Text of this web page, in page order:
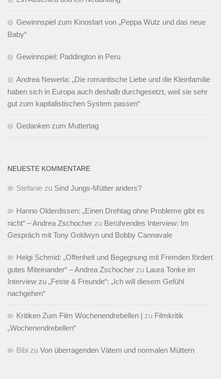
Gewinnspiel zum Kinostart von „Peppa Wutz und das neue
Baby“
Gewinnspiel: Paddington in Peru
Andrea Newerla: „Die romantische Liebe und die Kleinfamilie
haben sich in Europa auch deshalb durchgesetzt, weil sie sehr
gut zum kapitalistischen System passen“
Gedanken zum Muttertag
NEUESTE KOMMENTARE
Stefanie zu Sind Jungs-Mütter anders?
Hanno Olderdissen: „Einen Drehtag ohne Probleme gibt es
nicht“ – Andrea Zschocher zu Berührendes Interview: Im
Gespräch mit Tony Goldwyn und Bobby Cannavale
Helgi Schmid: „Offenheit und Begegnung mit Fremden fördert
gutes Miteinander“ – Andrea Zschocher zu Laura Tonke im
Interview zu „Feste & Freunde“: „Ich will diesem Gefühl
nachgehen“
Kritiken Zum Film Wochenendrebellen | zu Filmkritik
„Wochenendrebellen“
Bibi zu Von überragenden Vätern und normalen Müttern